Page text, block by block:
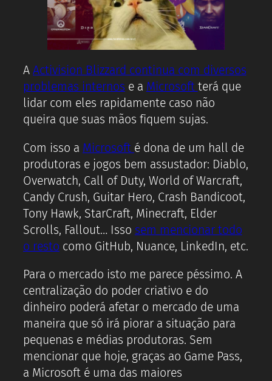
A Activision Blizzard continua com diversos
problemas internos e a Microsoft terá que
lidar com eles rapidamente caso não
queira que suas mãos fiquem sujas.
Com isso a Microsoft é dona de um hall de
produtoras e jogos bem assustador: Diablo,
Overwatch, Call of Duty, World of Warcraft,
Candy Crush, Guitar Hero, Crash Bandicoot,
Tony Hawk, StarCraft, Minecraft, Elder
Scrolls, Fallout… Isso sem mencionar todo
o resto como GitHub, Nuance, LinkedIn, etc.
Para o mercado isto me parece péssimo. A
centralização do poder criativo e do
dinheiro poderá afetar o mercado de uma
maneira que só irá piorar a situação para
pequenas e médias produtoras. Sem
mencionar que hoje, graças ao Game Pass,
a Microsoft é uma das maiores